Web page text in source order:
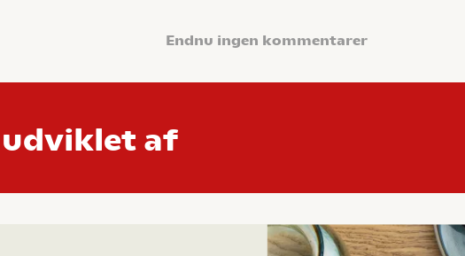
Endnu ingen kommentarer
af